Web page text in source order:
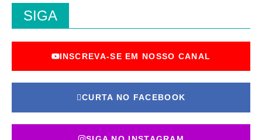
SIGA
INSCREVA-SE EM NOSSO CANAL
CURTA NO FACEBOOK